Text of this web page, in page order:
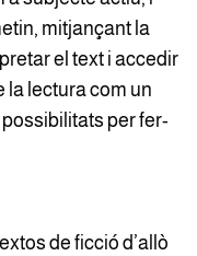
mitjançant la
el text i accedir
la lectura com un
per fer-
de ficció d’allò